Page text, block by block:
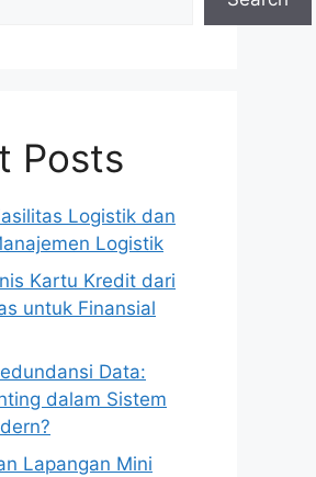
Posts
Logistik dan
Logistik
Kartu Kredit dari
untuk Finansial
Data:
dalam Sistem
Lapangan Mini